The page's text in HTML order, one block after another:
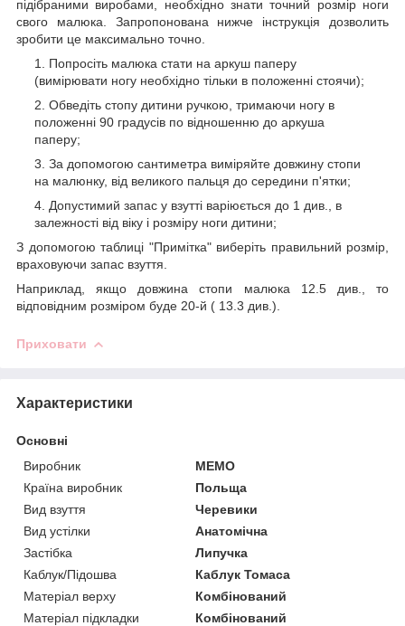
підібраними виробами, необхідно знати точний розмір ноги
свого малюка. Запропонована нижче інструкція дозволить
зробити це максимально точно.
Попросіть малюка стати на аркуш паперу
(вимірювати ногу необхідно тільки в положенні стоячи);
Обведіть стопу дитини ручкою, тримаючи ногу в
положенні 90 градусів по відношенню до аркуша
паперу;
За допомогою сантиметра виміряйте довжину стопи
на малюнку, від великого пальця до середини п'ятки;
Допустимий запас у взутті варіюється до 1 див., в
залежності від віку і розміру ноги дитини;
З допомогою таблиці "Примітка" виберіть правильний розмір,
враховуючи запас взуття.
Наприклад, якщо довжина стопи малюка 12.5 див., то
відповідним розміром буде 20-й ( 13.3 див.).
Приховати
Характеристики
Основні
Виробник
MEMO
Країна виробник
Польща
Вид взуття
Черевики
Вид устілки
Анатомічна
Застібка
Липучка
Каблук/Підошва
Каблук Томаса
Матеріал верху
Комбінований
Матеріал підкладки
Комбінований